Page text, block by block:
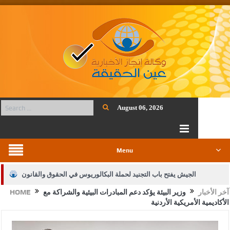
August 06, 2026
Menu
الجيش يفتح باب التجنيد لحملة البكالوريوس في الحقوق والقانون
بيان اجتماع عمّان:دعم الوصاية الهاشمية التاريخية على المقدساتHOME آخر الأخبار
وزير البيئة يؤكد دعم المبادرات البيئية والشراكة مع
الأكاديمية الأمريكية الأردنية